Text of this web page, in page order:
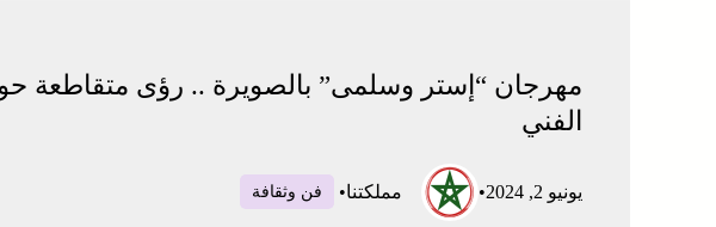
مهرجان “إستر وسلمى” بالصويرة .. رؤى متقاطعة
الفني
يونيو 2, 2024 • مملكتنا• فن وثقافة